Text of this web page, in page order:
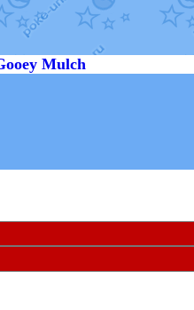
Mulch